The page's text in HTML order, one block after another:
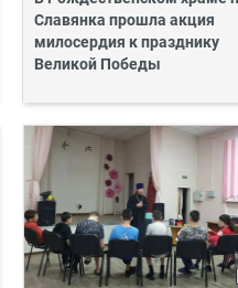
Славянка прошла акция
милосердия к празднику
Великой Победы